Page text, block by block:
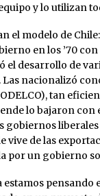
y lo utilizan
el modelo de
en los ’70
el desarrollo de
Las nacionalizó
tan
lo bajaron con
gobiernos
vive de las
por un gobierno
estamos pensando